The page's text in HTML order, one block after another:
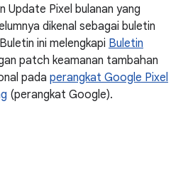
Update Pixel bulanan yang
dikenal sebagai buletin
ini melengkapi Buletin
patch keamanan tambahan
pada perangkat Google Pixel
(perangkat Google).